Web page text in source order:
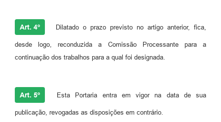
Art. 4º Dilatado o prazo previsto no artigo anterior, fica,
desde logo, reconduzida a Comissão Processante para a
continuação dos trabalhos para a qual foi designada.
Art. 5º Esta Portaria entra em vigor na data de sua
publicação, revogadas as disposições em contrário.